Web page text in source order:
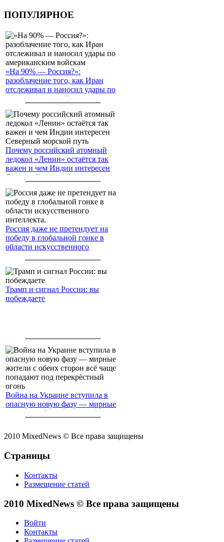
ПОПУЛЯРНОЕ
«На 90% — Россия?»:
разоблачение того, как Иран
отслеживал и наносил удары по
американским войскам
Почему российский атомный
ледокол «Ленин» остаётся так
важен и чем Индии интересен
Северный морской путь
Россия даже не претендует на
победу в глобальной гонке в
области искусственного
Трамп и сигнал России: вы
побеждаете
Война на Украине вступила в
опасную новую фазу — мирные
жители с обеих сторон всё чаще
2010 MixedNews © Все права защищены
Страницы
Контакты
Размещение статей
2010 MixedNews © Все права защищены
Войти
Контакты